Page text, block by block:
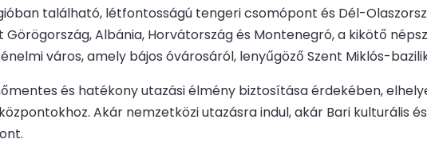
található, létfontosságú tengeri csomópont és Dél-
Albánia, Horvátország és Montenegró, a kikötő
város, amely bájos óvárosáról, lenyűgöző Szent Miklós-
és hatékony utazási élmény biztosítása érdekében,
Akár nemzetközi utazásra indul, akár Bari kulturális